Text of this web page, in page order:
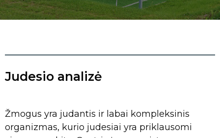
Judesio analizė
Žmogus yra judantis ir labai kompleksinis
organizmas, kurio judesiai yra priklausomi